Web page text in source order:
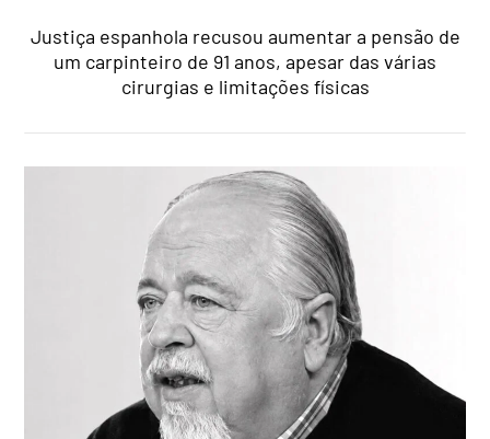
Justiça espanhola recusou aumentar a pensão de
um carpinteiro de 91 anos, apesar das várias
cirurgias e limitações físicas